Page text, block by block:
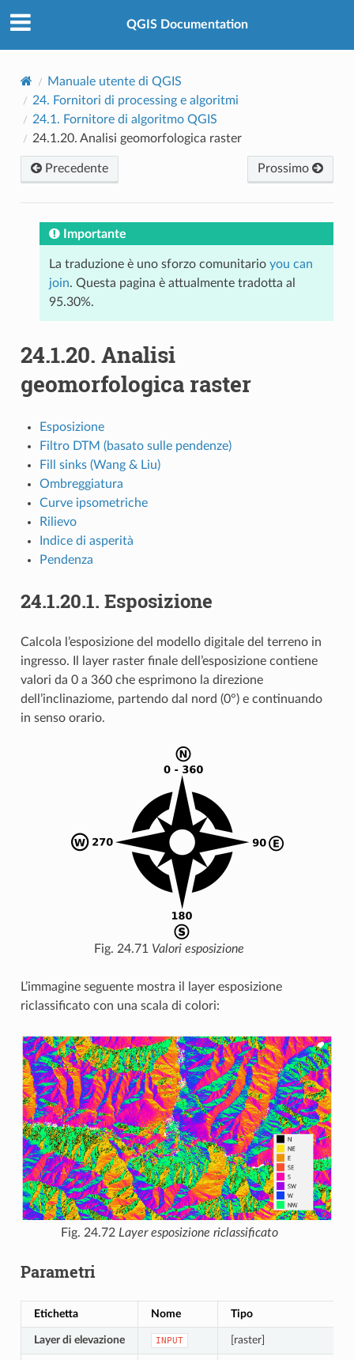
QGIS Documentation
Manuale utente di QGIS
24. Fornitori di processing e algoritmi
24.1. Fornitore di algoritmo QGIS
24.1.20. Analisi geomorfologica raster
Precedente Prossimo
Importante
La traduzione è uno sforzo comunitario you can
join. Questa pagina è attualmente tradotta al
95.30%.
24.1.20. Analisi
geomorfologica raster
Esposizione
Filtro DTM (basato sulle pendenze)
Fill sinks (Wang & Liu)
Ombreggiatura
Curve ipsometriche
Rilievo
Indice di asperità
Pendenza
24.1.20.1. Esposizione
Calcola l’esposizione del modello digitale del terreno in
ingresso. Il layer raster finale dell’esposizione contiene
valori da 0 a 360 che esprimono la direzione
dell’inclinaziome, partendo dal nord (0°) e continuando
in senso orario.
Fig. 24.71 Valori esposizione
L’immagine seguente mostra il layer esposizione
riclassificato con una scala di colori:
Fig. 24.72 Layer esposizione riclassificato
Parametri
Etichetta Nome Tipo
Layer di elevazione INPUT [raster]